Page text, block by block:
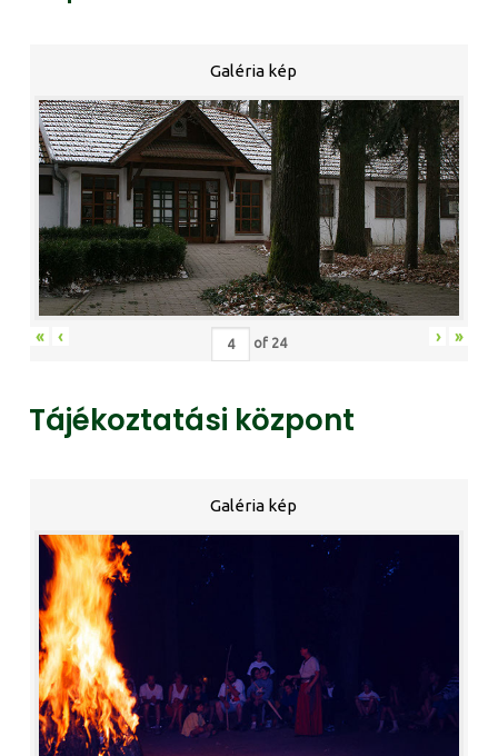
Galéria kép
« ‹ of 24 › »
Tájékoztatási központ
Galéria kép